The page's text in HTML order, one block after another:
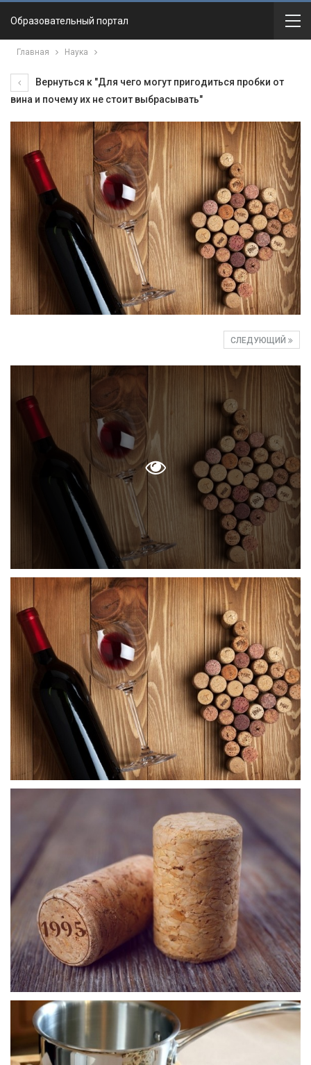
Образовательный портал
Главная Наука
Вернуться к "Для чего могут пригодиться пробки от
вина и почему их не стоит выбрасывать"
СЛЕДУЮЩИЙ